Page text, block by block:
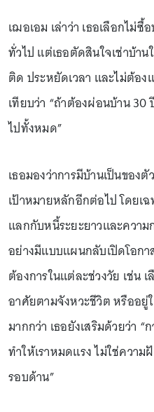
เฌอเอม เล่าว่า เธอเลือกไม่
ทั่วไป แต่เธอตัดสินใจเช่าบ้า
ติด ประหยัดเวลา และไม่ต้อง
เทียบว่า “ถ้าต้องผ่อนบ้าน 30
ไปทั้งหมด”
เธอมองว่าการมีบ้านเป็นของ
เป้าหมายหลักอีกต่อไป โดยเ
แลกกับหนี้ระยะยาวและควา
อย่างมีแบบแผนกลับเปิดโอก
ต้องการในแต่ละช่วงวัย เช่น
อาศัยตามจังหวะชีวิต หรืออ
มากกว่า เธอยังเสริมด้วยว่า
ทำให้เราหมดแรง ไม่ใช่คว
รอบด้าน”